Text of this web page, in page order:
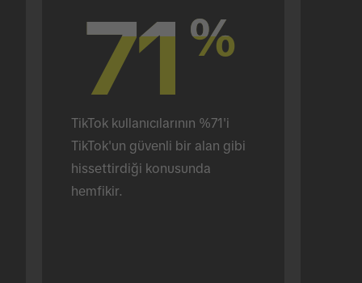
71 %
71 %
TikTok kullanıcılarının %71'i
TikTok'un güvenli bir alan gibi
hissettirdiği konusunda
hemfikir.